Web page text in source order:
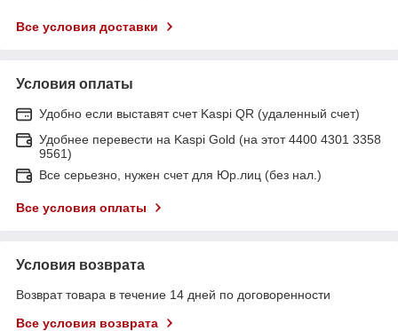
Все условия доставки
Условия оплаты
Удобно если выставят счет Kaspi QR (удаленный счет)
Удобнее перевести на Kaspi Gold (на этот 4400 4301 3358
9561)
Все серьезно, нужен счет для Юр.лиц (без нал.)
Все условия оплаты
Условия возврата
Возврат товара в течение 14 дней по договоренности
Все условия возврата